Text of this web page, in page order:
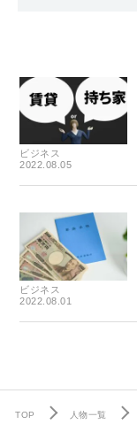
ビジネス
2022.08.05
ビジネス
2022.08.01
TOP 人物一覧